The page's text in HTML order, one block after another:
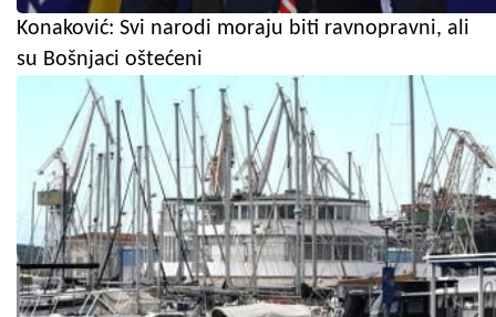
Konaković: Svi narodi moraju biti ravnopravni, ali
su Bošnjaci oštećeni